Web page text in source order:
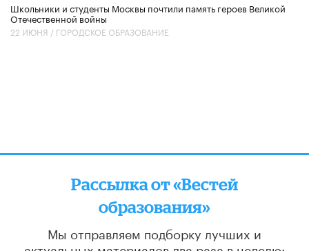
Школьники и студенты Москвы почтили память героев Великой
Отечественной войны
22 ИЮНЯ / ГОРОДСКОЕ ОБРАЗОВАНИЕ
Рассылка от «Вестей
образования»
Мы отправляем подборку лучших и